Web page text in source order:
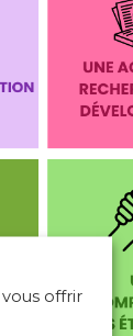
offrir